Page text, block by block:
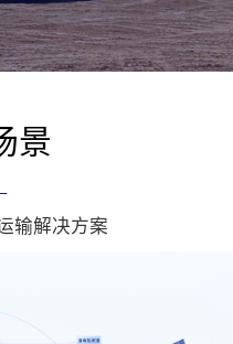
景
输解决方案